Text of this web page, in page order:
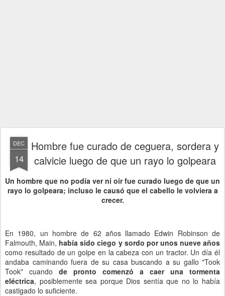
DEC
14
Hombre fue curado de ceguera, sordera y
calvicie luego de que un rayo lo golpeara
Un hombre que no podía ver ni oír fue curado luego de que un
rayo lo golpeara; incluso le causó que el cabello le volviera a
crecer.
En 1980, un hombre de 62 años llamado Edwin Robinson de
Falmouth, Main, había sido ciego y sordo por unos nueve años
como resultado de un golpe en la cabeza con un tractor. Un día él
andaba caminando fuera de su casa buscando a su gallo "Took
Took" cuando de pronto comenzó a caer una tormenta
eléctrica, posiblemente sea porque Dios sentía que no lo había
castigado lo suficiente.